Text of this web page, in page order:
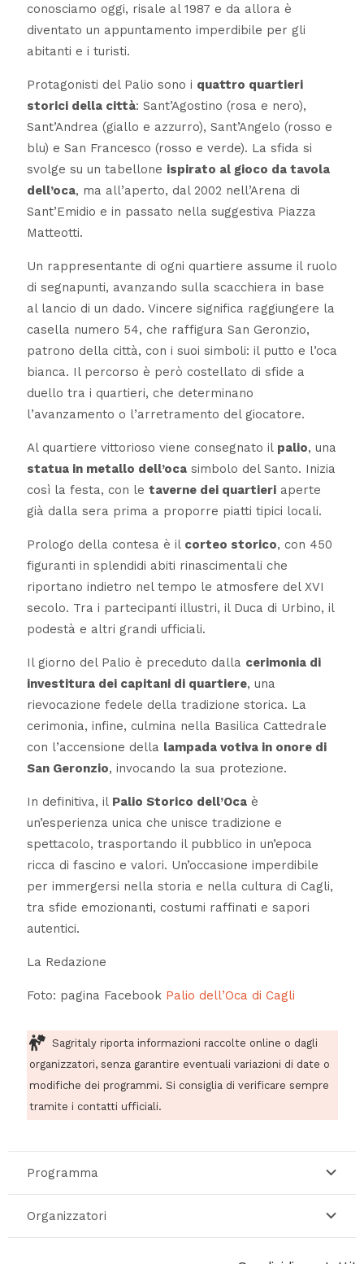
conosciamo oggi, risale al 1987 e da allora è
diventato un appuntamento imperdibile per gli
abitanti e i turisti.
Protagonisti del Palio sono i quattro quartieri
storici della città: Sant’Agostino (rosa e nero),
Sant’Andrea (giallo e azzurro), Sant’Angelo (rosso e
blu) e San Francesco (rosso e verde). La sfida si
svolge su un tabellone ispirato al gioco da tavola
dell’oca, ma all’aperto, dal 2002 nell’Arena di
Sant’Emidio e in passato nella suggestiva Piazza
Matteotti.
Un rappresentante di ogni quartiere assume il ruolo
di segnapunti, avanzando sulla scacchiera in base
al lancio di un dado. Vincere significa raggiungere la
casella numero 54, che raffigura San Geronzio,
patrono della città, con i suoi simboli: il putto e l’oca
bianca. Il percorso è però costellato di sfide a
duello tra i quartieri, che determinano
l’avanzamento o l’arretramento del giocatore.
Al quartiere vittorioso viene consegnato il palio, una
statua in metallo dell’ocasimbolo del Santo. Inizia
così la festa, con le taverne dei quartieriaperte
già dalla sera prima a proporre piatti tipici locali.
Prologo della contesa è il corteo storico, con 450
figuranti in splendidi abiti rinascimentali che
riportano indietro nel tempo le atmosfere del XVI
secolo. Tra i partecipanti illustri, il Duca di Urbino, il
podestà e altri grandi ufficiali.
Il giorno del Palio è preceduto dalla cerimonia di
investitura dei capitani di quartiere, una
rievocazione fedele della tradizione storica. La
cerimonia, infine, culmina nella Basilica Cattedrale
con l’accensione della lampada votiva in onore di
San Geronzio, invocando la sua protezione.
In definitiva, il Palio Storico dell’Ocaè
un’esperienza unica che unisce tradizione e
spettacolo, trasportando il pubblico in un’epoca
ricca di fascino e valori. Un’occasione imperdibile
per immergersi nella storia e nella cultura di Cagli,
tra sfide emozionanti, costumi raffinati e sapori
autentici.
La Redazione
Foto: pagina Facebook Palio dell’Oca di Cagli
Sagritaly riporta informazioni raccolte online o dagli
organizzatori, senza garantire eventuali variazioni di date o
modifiche dei programmi. Si consiglia di verificare sempre
tramite i contatti ufficiali.
Programma
Organizzatori